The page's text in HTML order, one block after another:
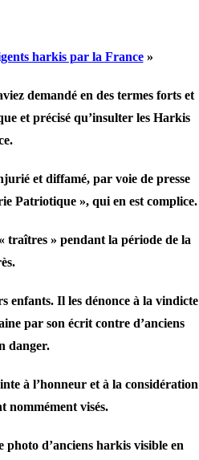
harkis par la France»
demandé en des termes forts et
et précisé qu’insulter les Harkis
et diffamé, par voie de presse
Patriotique », qui en est complice.
traîtres » pendant la période de la
enfants. Il les dénonce à la vindicte
par son écrit contre d’anciens
danger.
à l’honneur et à la considération
nommément visés.
d’anciens harkis visible en